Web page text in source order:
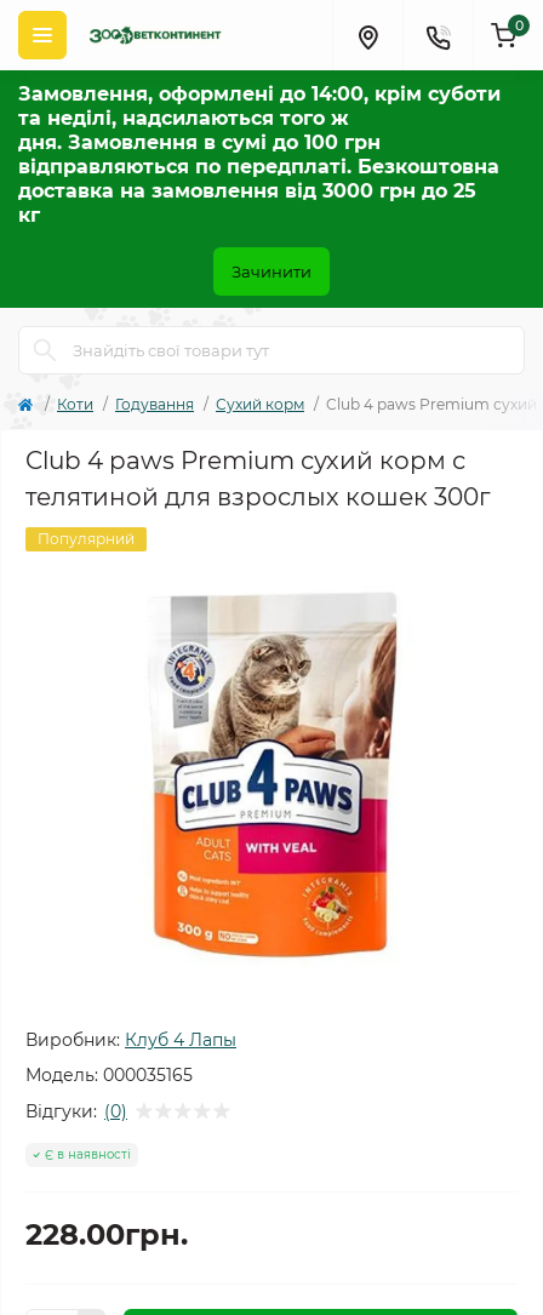
Замовлення, оформлені до 14:00, крім суботи
та неділі, надсилаються того ж
дня. Замовлення в сумі до 100 грн
відправляються по передплаті. Безкоштовна
доставка на замовлення від 3000 грн до 25
кг
Зачинити
0
Коти Годування Сухий корм Club 4 paws Premium сухий
Club 4 paws Premium сухий корм с
телятиной для взрослых кошек 300г
Популярний
Виробник: Клуб 4 Лапы
Модель: 000035165
Відгуки: (0)
Є в наявності
228.00грн.